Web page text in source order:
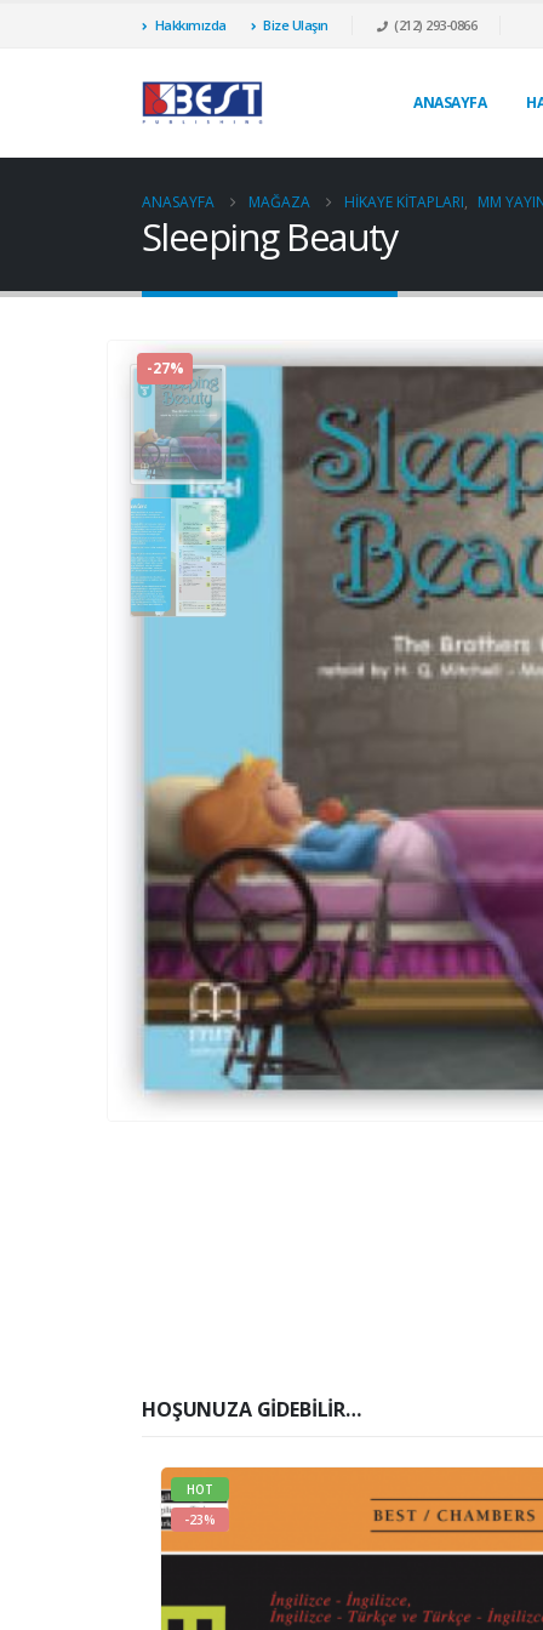
Hakkımızda Bize Ulaşın (212) 293-0866
ANASAYFA
ANASAYFA MAĞAZA HIKAYE KITAPLARI, MM
Sleeping Beauty
-27%
HOŞUNUZA GIDEBILIR…
HOT
-23%